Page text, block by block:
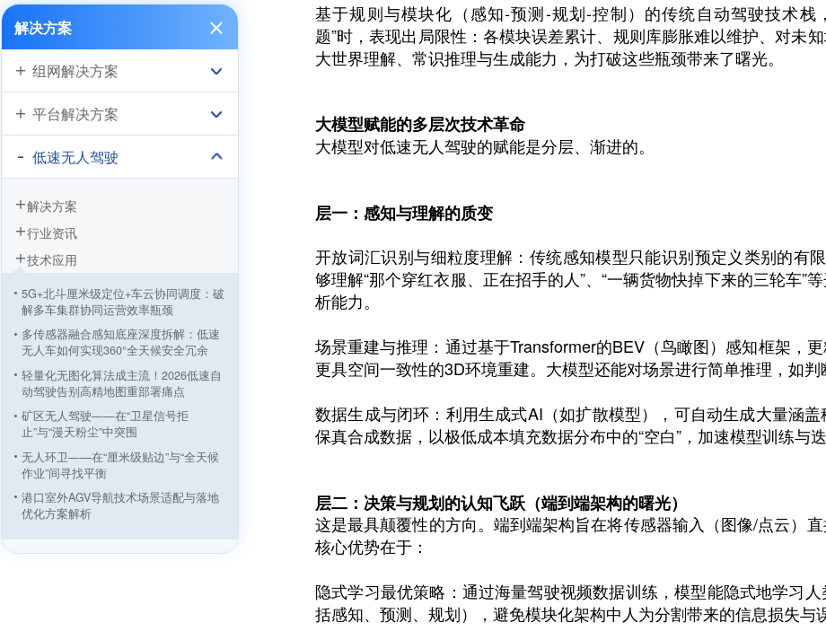
解决方案
组网解决方案
平台解决方案
低速无人驾驶
解决方案
行业资讯
技术应用
5G+北斗厘米级定位+车云协同调度：破
解多车集群协同运营效率瓶颈
多传感器融合感知底座深度拆解：低速
无人车如何实现360°全天候安全冗余
轻量化无图化算法成主流！2026低速自
动驾驶告别高精地图重部署痛点
矿区无人驾驶——在“卫星信号拒
止”与“漫天粉尘”中突围
无人环卫——在“厘米级贴边”与“全天候
作业”间寻找平衡
港口室外AGV导航技术场景适配与落地
优化方案解析
自动驾驶的“长尾”
基于规则与模块化（感知-预测-规划-控制）的传统自动驾驶技术栈
题”时，表现出局限性：各模块误差累计、规则库膨胀难以维护、对未
大世界理解、常识推理与生成能力，为打破这些瓶颈带来了曙光。
大模型赋能的多层次技术革命
大模型对低速无人驾驶的赋能是分层、渐进的。
层一：感知与理解的质变
开放词汇识别与细粒度理解：传统感知模型只能识别预定义类别的有
够理解“那个穿红衣服、正在招手的人”、“一辆货物快掉下来的三轮车”
析能力。
场景重建与推理：通过基于Transformer的BEV（鸟瞰图）感知框架，
更具空间一致性的3D环境重建。大模型还能对场景进行简单推理，如判
数据生成与闭环：利用生成式AI（如扩散模型），可自动生成大量涵
保真合成数据，以极低成本填充数据分布中的“空白”，加速模型训练与迭
层二：决策与规划的认知飞跃（端到端架构的曙光）
这是最具颠覆性的方向。端到端架构旨在将传感器输入（图像/点云）
核心优势在于：
隐式学习最优策略：通过海量驾驶视频数据训练，模型能隐式地学习
括感知、预测、规划），避免模块化架构中人为分割带来的信息损失与